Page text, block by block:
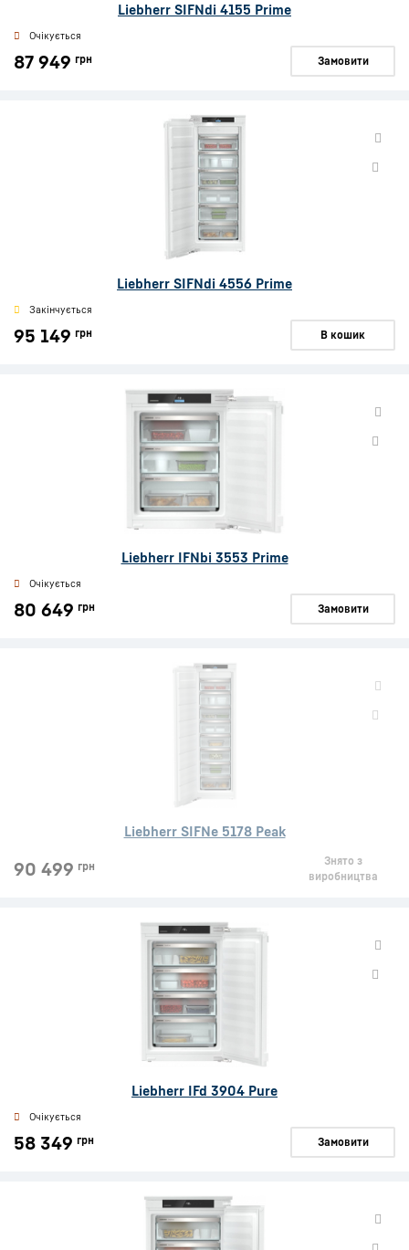
Liebherr SIFNdi 4155 Prime
Очікується
87 949 грн Замовити
Liebherr SIFNdi 4556 Prime
Закінчується
95 149 грн В кошик
Liebherr IFNbi 3553 Prime
Очікується
80 649 грн Замовити
Liebherr SIFNe 5178 Peak
90 499 грн
Знято з
виробництва
Liebherr IFd 3904 Pure
Очікується
58 349 грн Замовити